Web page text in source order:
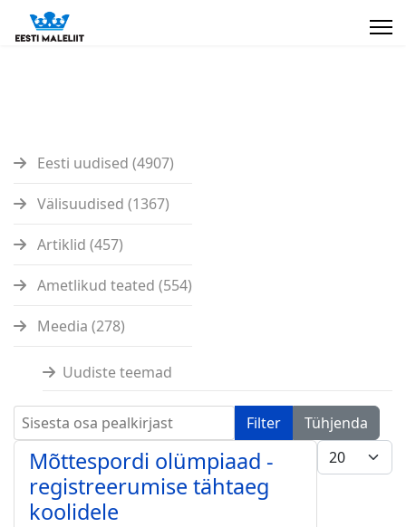
Eesti uudised (4907)
Välisuudised (1367)
Artiklid (457)
Ametlikud teated (554)
Meedia (278)
Uudiste teemad
Sisesta osa pealkirjast Filter
Tühjenda
Näita
Mõttespordi olümpiaad -
registreerumise tähtaeg
koolidele